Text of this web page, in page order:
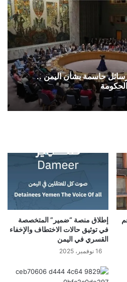
حاسمة بشأن اليمن ..
إطلاق منصة “ضمير” المتخصصة
في توثيق حالات الاختطاف والإخفاء
القسري في اليمن
16 نوفمبر، 2025